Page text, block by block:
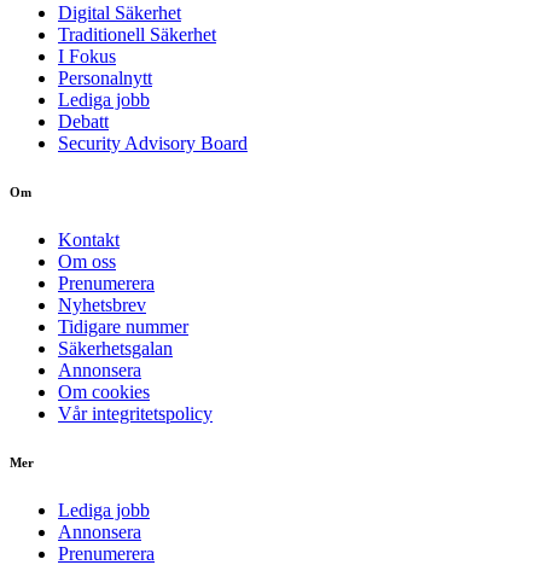
Digital Säkerhet
Traditionell Säkerhet
I Fokus
Personalnytt
Lediga jobb
Debatt
Security Advisory Board
Om
Kontakt
Om oss
Prenumerera
Nyhetsbrev
Tidigare nummer
Säkerhetsgalan
Annonsera
Om cookies
Vår integritetspolicy
Mer
Lediga jobb
Annonsera
Prenumerera